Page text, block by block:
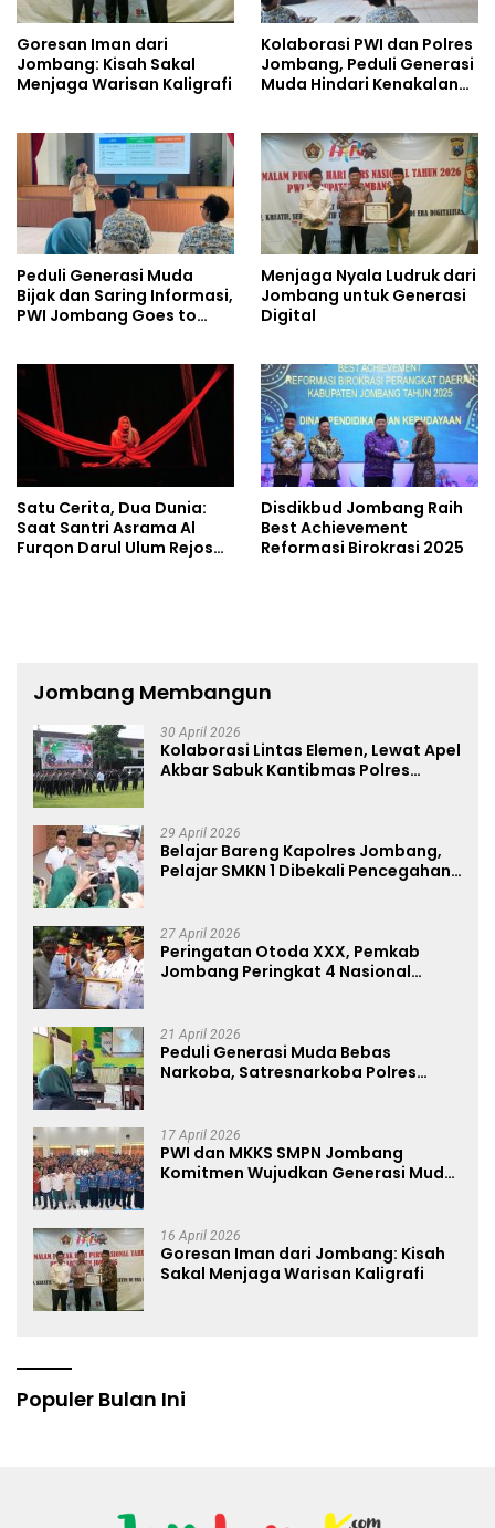
Goresan Iman dari
Jombang: Kisah Sakal
Menjaga Warisan Kaligrafi
Kolaborasi PWI dan Polres
Jombang, Peduli Generasi
Muda Hindari Kenakalan
Peduli Generasi Muda
Bijak dan Saring Informasi,
PWI Jombang Goes to
Menjaga Nyala Ludruk dari
Jombang untuk Generasi
Digital
Satu Cerita, Dua Dunia:
Saat Santri Asrama Al
Furqon Darul Ulum Rejoso
Disdikbud Jombang Raih
Best Achievement
Reformasi Birokrasi 2025
Jombang Membangun
30 April 2026
Kolaborasi Lintas Elemen, Lewat Apel
Akbar Sabuk Kantibmas Polres
29 April 2026
Belajar Bareng Kapolres Jombang,
Pelajar SMKN 1 Dibekali Pencegahan
27 April 2026
Peringatan Otoda XXX, Pemkab
Jombang Peringkat 4 Nasional
21 April 2026
Peduli Generasi Muda Bebas
Narkoba, Satresnarkoba Polres
17 April 2026
PWI dan MKKS SMPN Jombang
Komitmen Wujudkan Generasi Muda
16 April 2026
Goresan Iman dari Jombang: Kisah
Sakal Menjaga Warisan Kaligrafi
Populer Bulan Ini